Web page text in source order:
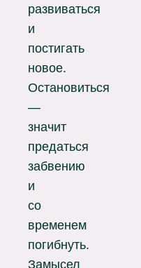
развиваться
и
постигать
новое.
Остановиться
—
значит
предаться
забвению
и
со
временем
погибнуть.
Замысел